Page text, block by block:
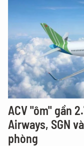
ACV "ôm" gần
Airways, SGN
phòng